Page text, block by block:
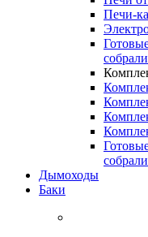
Печи-
Дымоходы
Баки